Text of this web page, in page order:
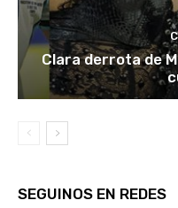
Clara derrota de
SEGUINOS EN REDES